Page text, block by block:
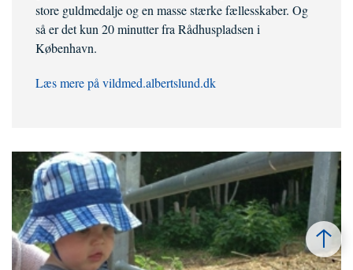
store guldmedalje og en masse stærke fællesskaber. Og
så er det kun 20 minutter fra Rådhuspladsen i
København.
Læs mere på vildmed.albertslund.dk